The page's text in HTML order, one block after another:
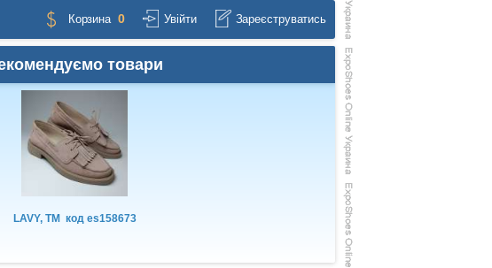
Корзина 0 Увійти Зареєструватись
товари
LAVY, TM кодes158673